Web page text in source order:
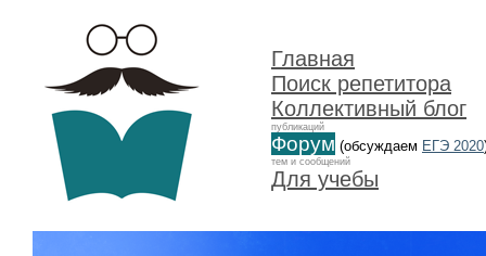
Главная
Поиск репетитора
Коллективный блог
публикаций
Форум (обсуждаем ЕГЭ 2020
тем и сообщений
Для учебы